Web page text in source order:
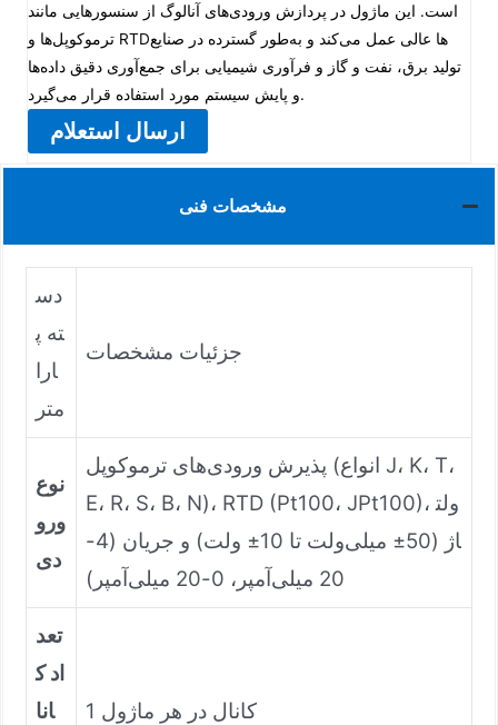
است. این ماژول در پردازش ورودی‌های آنالوگ از سنسورهایی مانند
ترموکوپل‌ها و RTDها عالی عمل می‌کند و به‌طور گسترده در صنایع
تولید برق، نفت و گاز و فرآوری شیمیایی برای جمع‌آوری دقیق داده‌ها
و پایش سیستم مورد استفاده قرار می‌گیرد.
ارسال استعلام
مشخصات فنی
دس
ته پ
ارا
متر
جزئیات مشخصات
نوع
ورو
دی
پذیرش ورودی‌های ترموکوپل (انواع J، K، T،
E، R، S، B، N)، RTD (Pt100، JPt100)، ولت
اژ (50± میلی‌ولت تا 10± ولت) و جریان (4-
20 میلی‌آمپر، 0-20 میلی‌آمپر)
تعد
اد ک
انا
1 کانال در هر ماژول